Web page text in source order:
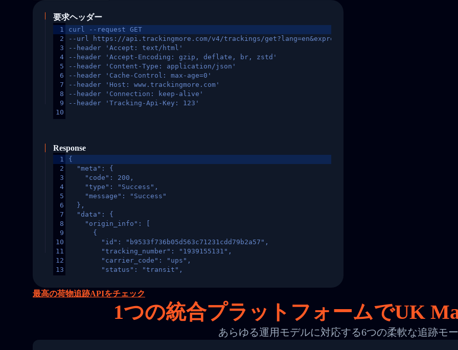
要求ヘッダー
1
2
3
4
5
6
7
8
9
10
curl --request GET
--url https://api.trackingmore.com/v4/trackings/get?lang=en&express=ups&tracknumber=1939155131
--header 'Accept: text/html'
--header 'Accept-Encoding: gzip, deflate, br, zstd'
--header 'Content-Type: application/json'
--header 'Cache-Control: max-age=0'
--header 'Host: www.trackingmore.com'
--header 'Connection: keep-alive'
--header 'Tracking-Api-Key: 123'
Response
1
2
3
4
5
6
7
8
9
10
11
12
13
15
16
{
  "meta": {
    "code": 200,
    "type": "Success",
    "message": "Success"
  },
  "data": {
    "origin_info": [
      {
        "id": "b9533f736b05d563c71231cdd79b2a57",
        "tracking_number": "1939155131",
        "carrier_code": "ups",
        "status": "transit",
        "destination_country": "United States",
        "itemTimeLength": 2,
        "weblink": "",
        "phone": null,
最高の荷物追跡APIをチェック
1つの統合プラットフォームでUK
あらゆる運用モデルに対応する6つの柔軟な追跡モ